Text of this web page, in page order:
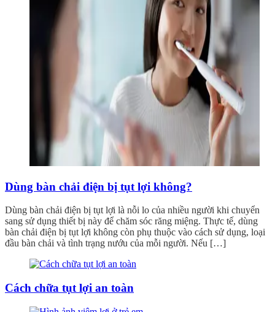
Dùng bàn chải điện bị tụt lợi không?
Dùng bàn chải điện bị tụt lợi là nỗi lo của nhiều người khi chuyển
sang sử dụng thiết bị này để chăm sóc răng miệng. Thực tế, dùng
bàn chải điện bị tụt lợi không còn phụ thuộc vào cách sử dụng, loại
đầu bàn chải và tình trạng nướu của mỗi người. Nếu […]
Cách chữa tụt lợi an toàn